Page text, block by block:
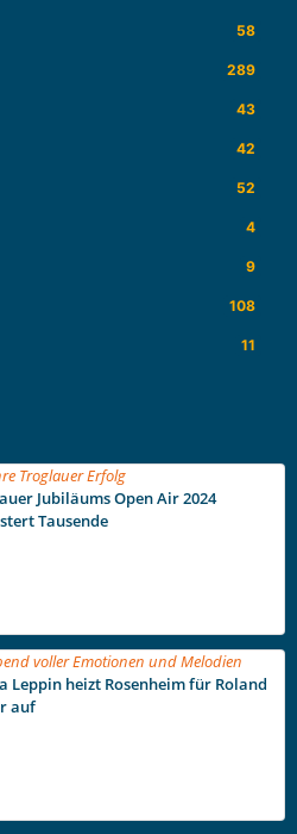
58
289
43
42
52
4
9
108
11
Troglauer Erfolg
Jubiläums Open Air 2024
Tausende
voller Emotionen und Melodien
Leppin heizt Rosenheim für Roland
auf